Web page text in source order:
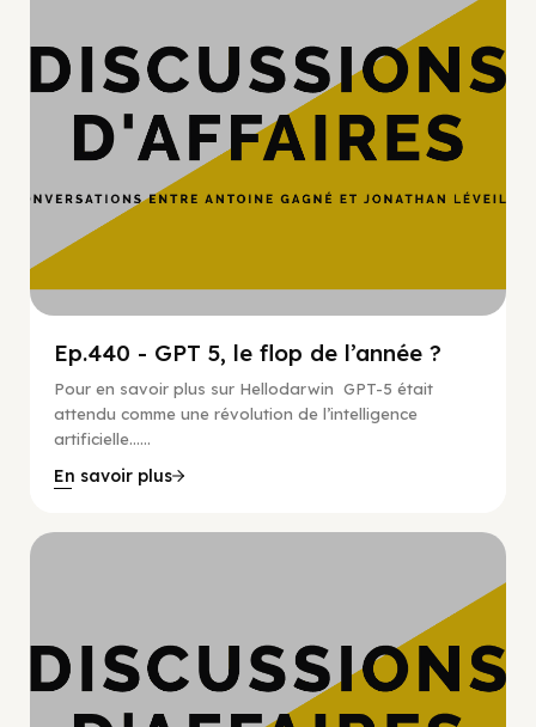
Ep.440 - GPT 5, le flop de l’année ?
Pour en savoir plus sur Hellodarwin GPT-5 était
attendu comme une révolution de l’intelligence
artificielle…...
En savoir plus